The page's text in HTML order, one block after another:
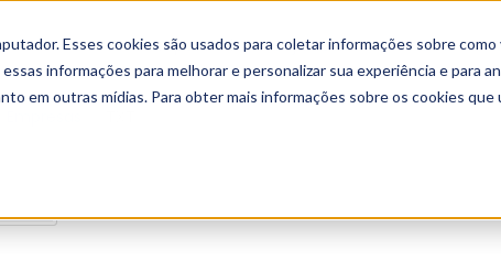
Esses cookies são usados para coletar informações sobre
informações para melhorar e personalizar sua experiência e para
em outras mídias. Para obter mais informações sobre os cookies que
Grupo Nord Seja Nord Gratuito